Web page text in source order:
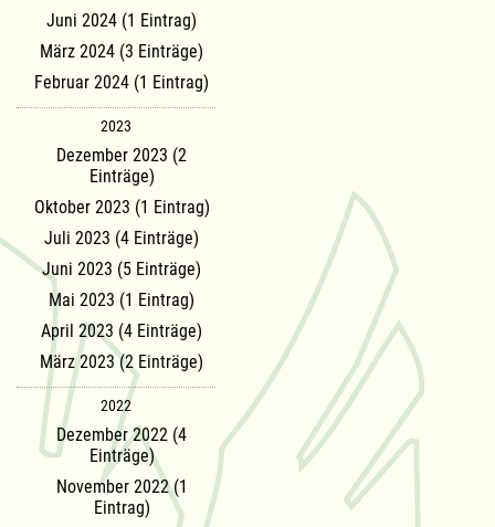
Juni 2024 (1 Eintrag)
März 2024 (3 Einträge)
Februar 2024 (1 Eintrag)
2023
Dezember 2023 (2
Einträge)
Oktober 2023 (1 Eintrag)
Juli 2023 (4 Einträge)
Juni 2023 (5 Einträge)
Mai 2023 (1 Eintrag)
April 2023 (4 Einträge)
März 2023 (2 Einträge)
2022
Dezember 2022 (4
Einträge)
November 2022 (1
Eintrag)